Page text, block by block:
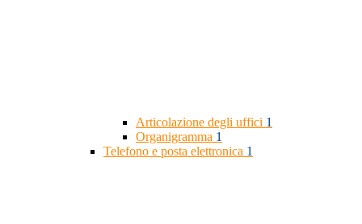
Articolazione degli uffici 1
Organigramma 1
Telefono e posta elettronica 1